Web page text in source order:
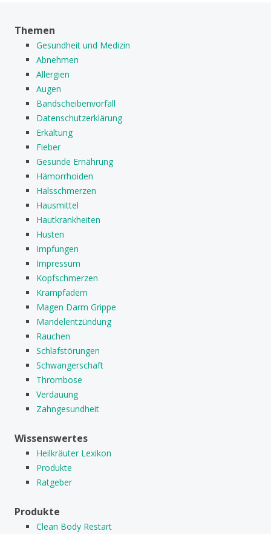
Themen
Gesundheit und Medizin
Abnehmen
Allergien
Augen
Bandscheibenvorfall
Datenschutzerklärung
Erkältung
Fieber
Gesunde Ernährung
Hämorrhoiden
Halsschmerzen
Hausmittel
Hautkrankheiten
Husten
Impfungen
Impressum
Kopfschmerzen
Krampfadern
Magen Darm Grippe
Mandelentzündung
Rauchen
Schlafstörungen
Schwangerschaft
Thrombose
Verdauung
Zahngesundheit
Wissenswertes
Heilkräuter Lexikon
Produkte
Ratgeber
Produkte
Clean Body Restart